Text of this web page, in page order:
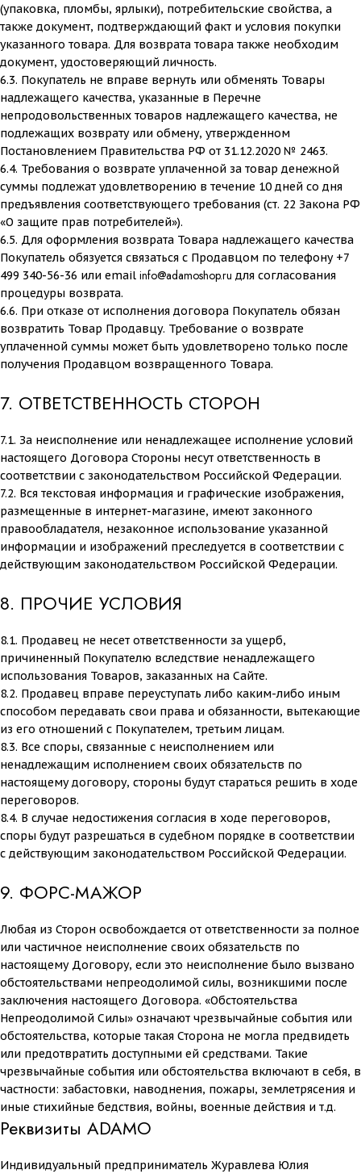
(упаковка, пломбы, ярлыки), потребительские свойства, а
также документ, подтверждающий факт и условия покупки
указанного товара. Для возврата товара также необходим
документ, удостоверяющий личность.
6.3. Покупатель не вправе вернуть или обменять Товары
надлежащего качества, указанные в Перечне
непродовольственных товаров надлежащего качества, не
подлежащих возврату или обмену, утвержденном
Постановлением Правительства РФ от 31.12.2020 № 2463.
6.4. Требования о возврате уплаченной за товар денежной
суммы подлежат удовлетворению в течение 10 дней со дня
предъявления соответствующего требования (ст. 22 Закона РФ
«О защите прав потребителей»).
6.5. Для оформления возврата Товара надлежащего качества
Покупатель обязуется связаться с Продавцом по телефону +7
499 340-56-36 или email info@adamoshop.ru для согласования
процедуры возврата.
6.6. При отказе от исполнения договора Покупатель обязан
возвратить Товар Продавцу. Требование о возврате
уплаченной суммы может быть удовлетворено только после
получения Продавцом возвращенного Товара.
7. ОТВЕТСТВЕННОСТЬ СТОРОН
7.1. За неисполнение или ненадлежащее исполнение условий
настоящего Договора Стороны несут ответственность в
соответствии с законодательством Российской Федерации.
7.2. Вся текстовая информация и графические изображения,
размещенные в интернет-магазине, имеют законного
правообладателя, незаконное использование указанной
информации и изображений преследуется в соответствии с
действующим законодательством Российской Федерации.
8. ПРОЧИЕ УСЛОВИЯ
8.1. Продавец не несет ответственности за ущерб,
причиненный Покупателю вследствие ненадлежащего
использования Товаров, заказанных на Сайте.
8.2. Продавец вправе переуступать либо каким-либо иным
способом передавать свои права и обязанности, вытекающие
из его отношений с Покупателем, третьим лицам.
8.3. Все споры, связанные с неисполнением или
ненадлежащим исполнением своих обязательств по
настоящему договору, стороны будут стараться решить в ходе
переговоров.
8.4. В случае недостижения согласия в ходе переговоров,
споры будут разрешаться в судебном порядке в соответствии
с действующим законодательством Российской Федерации.
9. ФОРС-МАЖОР
Любая из Сторон освобождается от ответственности за полное
или частичное неисполнение своих обязательств по
настоящему Договору, если это неисполнение было вызвано
обстоятельствами непреодолимой силы, возникшими после
заключения настоящего Договора. «Обстоятельства
Непреодолимой Силы» означают чрезвычайные события или
обстоятельства, которые такая Сторона не могла предвидеть
или предотвратить доступными ей средствами. Такие
чрезвычайные события или обстоятельства включают в себя, в
частности: забастовки, наводнения, пожары, землетрясения и
иные стихийные бедствия, войны, военные действия и т.д.
Реквизиты ADAMO
Индивидуальный предприниматель Журавлева Юлия